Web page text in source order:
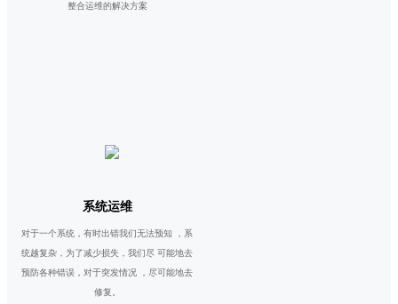
整合运维的解决方案
系统运维
对于一个系统，有时出错我们无法预知 ，系
统越复杂，为了减少损失，我们尽 可能地去
预防各种错误，对于突发情况 ，尽可能地去
修复。